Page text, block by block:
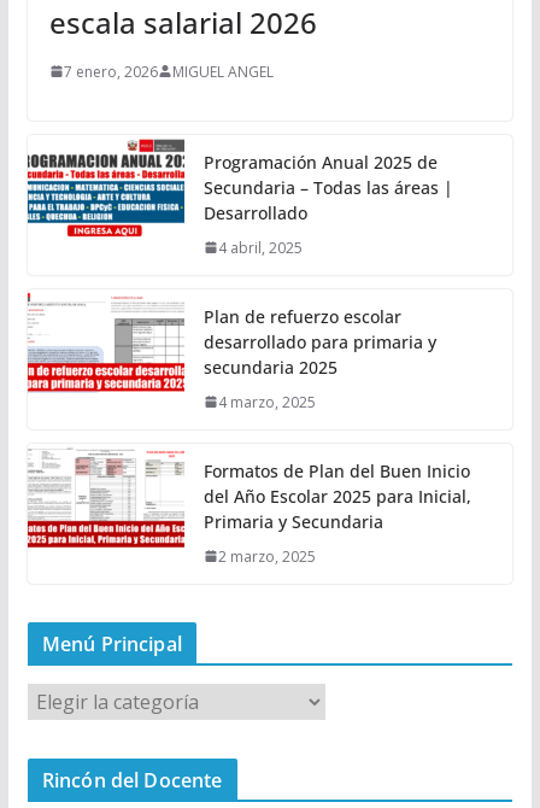
escala salarial 2026
7 enero, 2026 MIGUEL ANGEL
Programación Anual 2025 de
Secundaria – Todas las áreas |
Desarrollado
4 abril, 2025
Plan de refuerzo escolar
desarrollado para primaria y
secundaria 2025
4 marzo, 2025
Formatos de Plan del Buen Inicio
del Año Escolar 2025 para Inicial,
Primaria y Secundaria
2 marzo, 2025
Menú Principal
M
e
n
Rincón del Docente